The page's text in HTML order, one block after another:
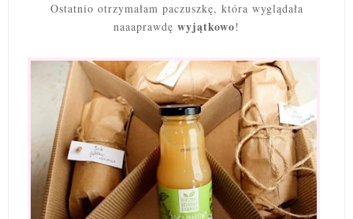
Ostatnio otrzymałam paczuszkę, która wyglądała
naaaprawdę wyjątkowo!